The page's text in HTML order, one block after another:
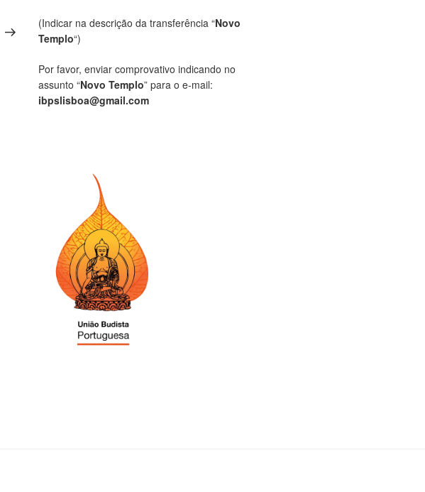
(Indicar na descrição da transferência “Novo
Templo“)
Por favor, enviar comprovativo indicando no
assunto “Novo Templo” para o e-mail:
ibpslisboa@gmail.com